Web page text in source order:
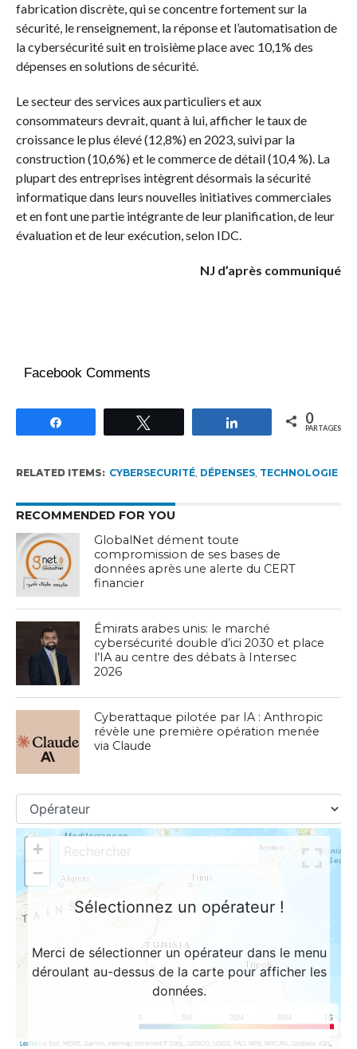
fabrication discrète, qui se concentre fortement sur la
sécurité, le renseignement, la réponse et l’automatisation de
la cybersécurité suit en troisième place avec 10,1% des
dépenses en solutions de sécurité.
Le secteur des services aux particuliers et aux
consommateurs devrait, quant à lui, afficher le taux de
croissance le plus élevé (12,8%) en 2023, suivi par la
construction (10,6%) et le commerce de détail (10,4 %). La
plupart des entreprises intègrent désormais la sécurité
informatique dans leurs nouvelles initiatives commerciales
et en font une partie intégrante de leur planification, de leur
évaluation et de leur exécution, selon IDC.
NJ d’après communiqué
Facebook Comments
Partagez 0
PARTAGES
RELATED ITEMS: CYBERSECURITÉ, DÉPENSES, TECHNOLOGIE
RECOMMENDED FOR YOU
GlobalNet dément toute
compromission de ses bases de
données après une alerte du CERT
financier
Émirats arabes unis: le marché
cybersécurité double d’ici 2030 et place
l’IA au centre des débats à Intersec
2026
Cyberattaque pilotée par IA : Anthropic
révèle une première opération menée
via Claude